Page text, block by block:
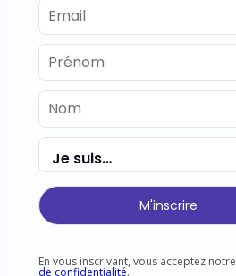
M'inscrire
En vous inscrivant, vous acceptez notre
de confidentialité.